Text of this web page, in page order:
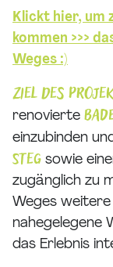
Klickt hier, um
kommen >>>
Weges :)
Ziel des
renovierte
einzubinden
Steg sowie
zugänglich zu
Weges
nahegelegene
das Erlebnis